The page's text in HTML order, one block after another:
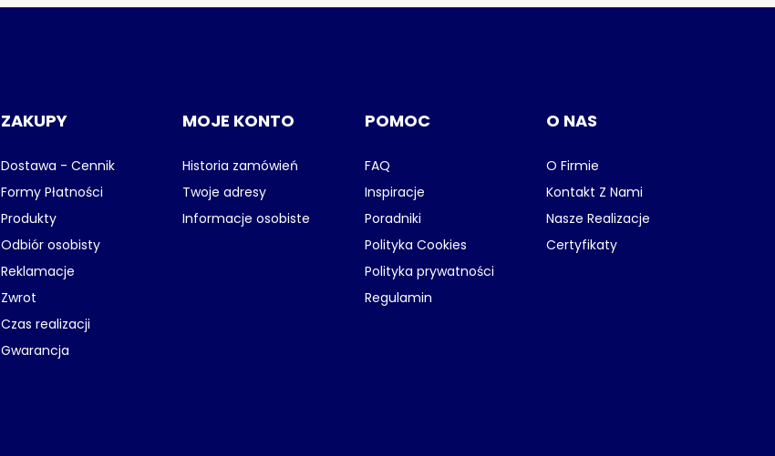
ZAKUPY
Dostawa - Cennik
Formy Płatności
Produkty
Odbiór osobisty
Reklamacje
Zwrot
Czas realizacji
Gwarancja
MOJE KONTO
Historia zamówień
Twoje adresy
Informacje osobiste
POMOC
FAQ
Inspiracje
Poradniki
Polityka Cookies
Polityka prywatności
Regulamin
O NAS
O Firmie
Kontakt Z Nami
Nasze Realizacje
Certyfikaty